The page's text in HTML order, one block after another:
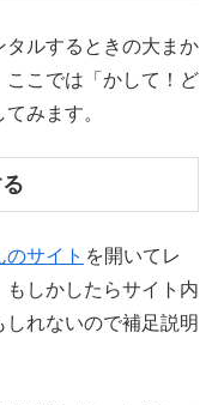
ルするときの大まか
こでは「かして！ど
みます。
のサイト を開いてレ
しかしたらサイト内
れないので補足説明